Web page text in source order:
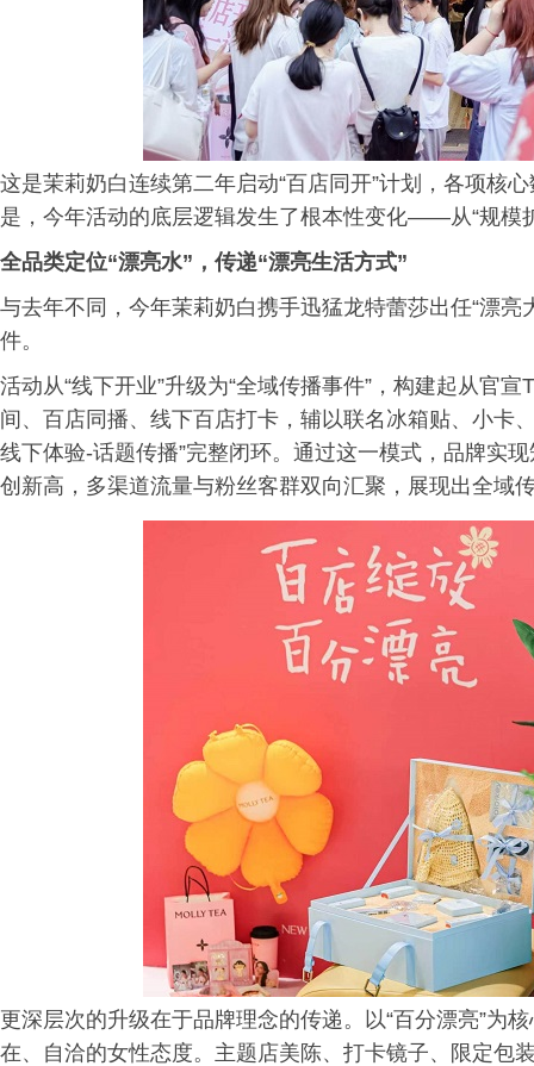
这是茉莉奶白连续第二年启动“百店同开”计划，各项核
是，今年活动的底层逻辑发生了根本性变化——从“规模
全品类定位“漂亮水”，传递“漂亮生活方式”
与去年不同，今年茉莉奶白携手迅猛龙特蕾莎出任“漂
件。
活动从“线下开业”升级为“全域传播事件”，构建起从官
间、百店同播、线下百店打卡，辅以联名冰箱贴、小卡
线下体验-话题传播”完整闭环。通过这一模式，品牌实
创新高，多渠道流量与粉丝客群双向汇聚，展现出全域
更深层次的升级在于品牌理念的传递。以“百分漂亮”为
在、自洽的女性态度。主题店美陈、打卡镜子、限定包